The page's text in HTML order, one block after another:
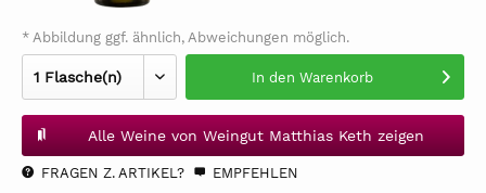
* Abbildung ggf. ähnlich, Abweichungen möglich.
In den Warenkorb
Alle Weine von Weingut Matthias Keth zeigen
FRAGEN Z. ARTIKEL? EMPFEHLEN